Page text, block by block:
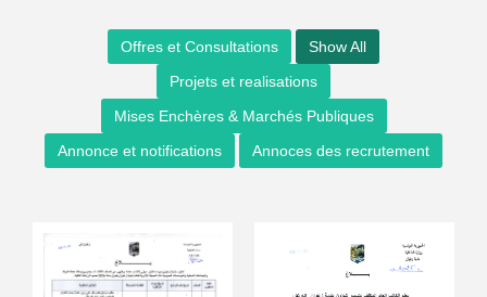
Show All
Offres et Consultations
Projets et realisations
Mises Enchères & Marchés Publiques
Annoces des recrutement
Annonce et notifications